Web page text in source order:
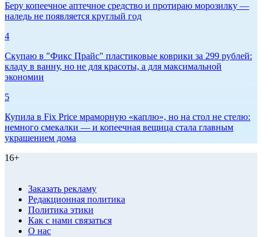
Беру копеечное аптечное средство и протираю морозилку —
наледь не появляется круглый год
4
Скупаю в "Фикс Прайс" пластиковые коврики за 299 рублей:
кладу в ванну, но не для красоты, а для максимальной
экономии
5
Купила в Fix Price мраморную «каплю», но на стол не стелю:
немного смекалки — и копеечная вещица стала главным
украшением дома
16+
Заказать рекламу
Редакционная политика
Политика этики
Как с нами связаться
О нас